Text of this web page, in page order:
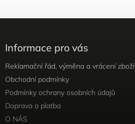
Informace pro vás
Reklamační řád, výměna a vrácení zboží
Obchodní podmínky
Podmínky ochrany osobních údajů
Doprava a platba
O NÁS